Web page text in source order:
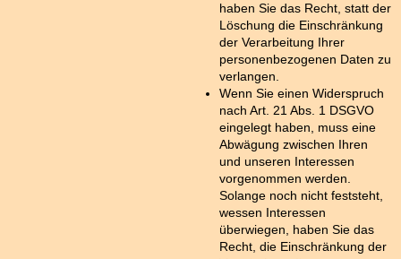
haben Sie das Recht, statt der
Löschung die Einschränkung
der Verarbeitung Ihrer
personenbezogenen Daten zu
verlangen.
Wenn Sie einen Widerspruch
nach Art. 21 Abs. 1 DSGVO
eingelegt haben, muss eine
Abwägung zwischen Ihren
und unseren Interessen
vorgenommen werden.
Solange noch nicht feststeht,
wessen Interessen
überwiegen, haben Sie das
Recht, die Einschränkung der